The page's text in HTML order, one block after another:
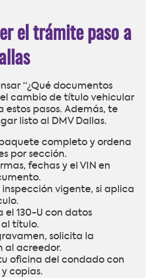
el trámite paso a
“¿Qué documentos
cambio de título vehicular
estos pasos. Además, te
listo al DMV Dallas.
paquete completo y ordena
por sección.
fechas y el VIN en
vigente, si aplica
el 130-U con datos
título.
solicita la
al acreedor.
oficina del condado con
copias.